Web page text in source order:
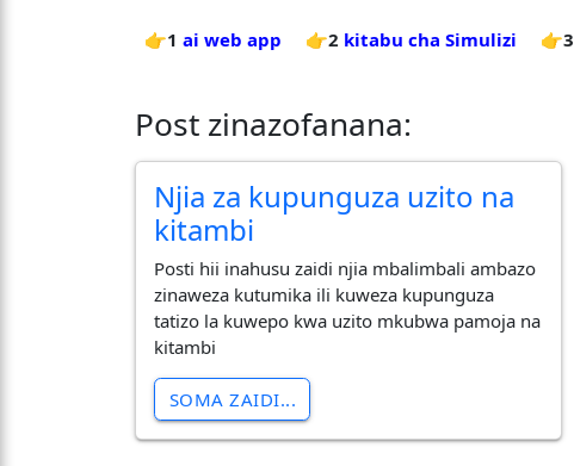
👉1 ai web app 👉2 kitabu cha Simulizi 👉3
Post zinazofanana:
Njia za kupunguza uzito na
kitambi
Posti hii inahusu zaidi njia mbalimbali ambazo
zinaweza kutumika ili kuweza kupunguza
tatizo la kuwepo kwa uzito mkubwa pamoja na
kitambi
SOMA ZAIDI...